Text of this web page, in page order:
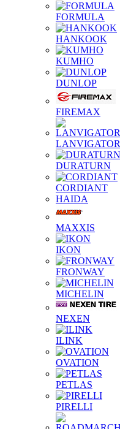
FORMULA
HANKOOK
KUMHO
DUNLOP
FIREMAX
LANVIGATOR
DURATURN
CORDIANT
HAIDA
MAXXIS
IKON
FRONWAY
MICHELIN
NEXEN
ILINK
OVATION
PETLAS
PIRELLI